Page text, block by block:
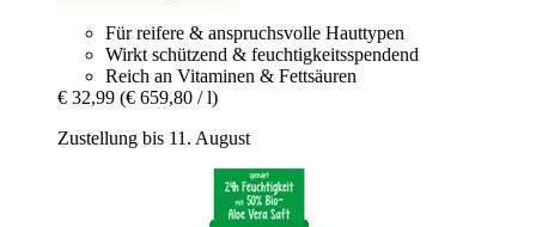
Für reifere & anspruchsvolle Hauttypen
Wirkt schützend & feuchtigkeitsspendend
Reich an Vitaminen & Fettsäuren
€ 32,99 (€ 659,80 / l)
Zustellung bis 11. August